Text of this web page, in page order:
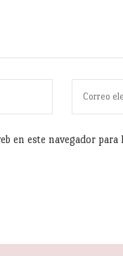
en este navegador